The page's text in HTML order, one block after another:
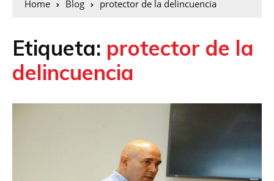
Home Blog protector de la delincuencia
Etiqueta: protector de la
delincuencia